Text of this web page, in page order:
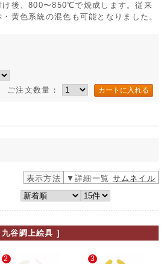
け後、800〜850℃で焼成します。従来
黄色系統の混色も可能となりました。
ご注文数量：
表示方法 ▼詳細一覧 サムネイル
谷調上絵具 ]
2 3